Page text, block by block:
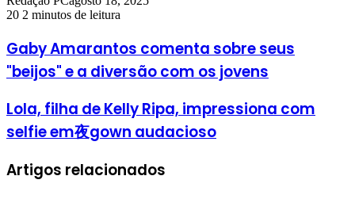
20 2 minutos de leitura
Gaby Amarantos comenta sobre seus
"beijos" e a diversão com os jovens
Lola, filha de Kelly Ripa, impressiona com
selfie em夜gown audacioso
Artigos relacionados